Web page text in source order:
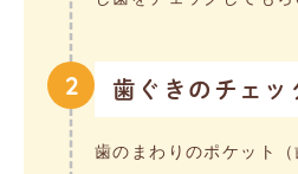
2 歯ぐきのチェッ
歯のまわりのポケット